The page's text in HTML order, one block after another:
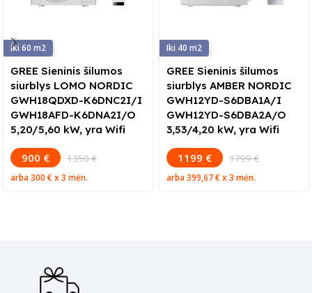
60
GREE Sieninis šilumos
siurblys LOMO NORDIC
GWH18QDXD-K6DNC2I/I
GWH18AFD-K6DNA2I/O
5,20/5,60 kW, yra Wifi
900 € 1350 €
arba300 €x 3 mėn.
40
GREE Sieninis šilumos
siurblys AMBER NORDIC
GWH12YD-S6DBA1A/I
GWH12YD-S6DBA2A/O
3,53/4,20 kW, yra Wifi
1199 € 1799 €
arba399,67 €x 3 mėn.